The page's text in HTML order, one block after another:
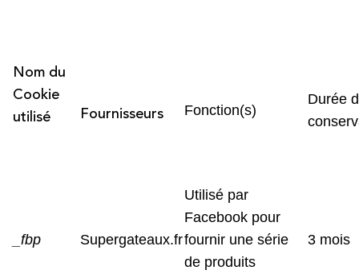
Nom du
Cookie
utilisé
Fournisseurs Fonction(s)
Durée
_fbp Supergateaux.fr
Utilisé par
Facebook pour
fournir une série
de produits
3 mois